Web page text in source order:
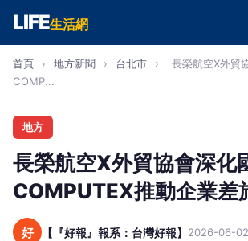
LIFE生活網
首頁 › 地方新聞 › 台北市 ›
長榮航空X外貿
COMP...
地方
長榮航空X外貿協會深
COMPUTEX推動企業差
好 【『好報』報系：台灣好報】 2026-06-